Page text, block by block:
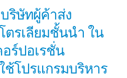
ริษัทผู้ค้าส่ง
รเลียมชั้นนำ ใน
ร์ปอเรชั่น
ช้โปรแกรมบริหาร